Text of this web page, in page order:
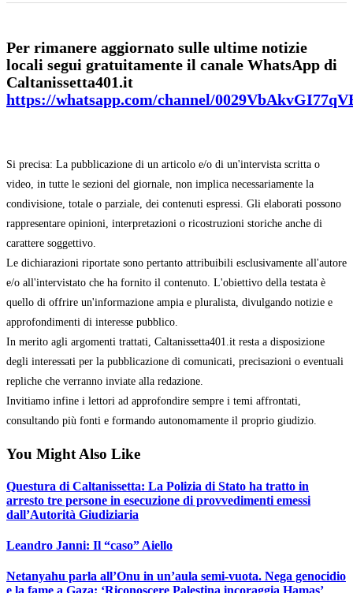
Per rimanere aggiornato sulle ultime notizie
locali segui gratuitamente il canale WhatsApp di
Caltanissetta401.it
https://whatsapp.com/channel/
Si precisa: La pubblicazione di un articolo e/o di un'intervista scritta o
video, in tutte le sezioni del giornale, non implica necessariamente la
condivisione, totale o parziale, dei contenuti espressi. Gli elaborati possono
rappresentare opinioni, interpretazioni o ricostruzioni storiche anche di
carattere soggettivo.
Le dichiarazioni riportate sono pertanto attribuibili esclusivamente all'autore
e/o all'intervistato che ha fornito il contenuto. L'obiettivo della testata è
quello di offrire un'informazione ampia e pluralista, divulgando notizie e
approfondimenti di interesse pubblico.
In merito agli argomenti trattati, Caltanissetta401.it resta a disposizione
degli interessati per la pubblicazione di comunicati, precisazioni o eventuali
repliche che verranno inviate alla redazione.
Invitiamo infine i lettori ad approfondire sempre i temi affrontati,
consultando più fonti e formando autonomamente il proprio giudizio.
You Might Also Like
Questura di Caltanissetta: La Polizia di Stato ha tratto in
arresto tre persone in esecuzione di provvedimenti emessi
dall’Autorità Giudiziaria
Leandro Janni: Il “caso” Aiello
Netanyahu parla all’Onu in un’aula semi-vuota. Nega genocidio